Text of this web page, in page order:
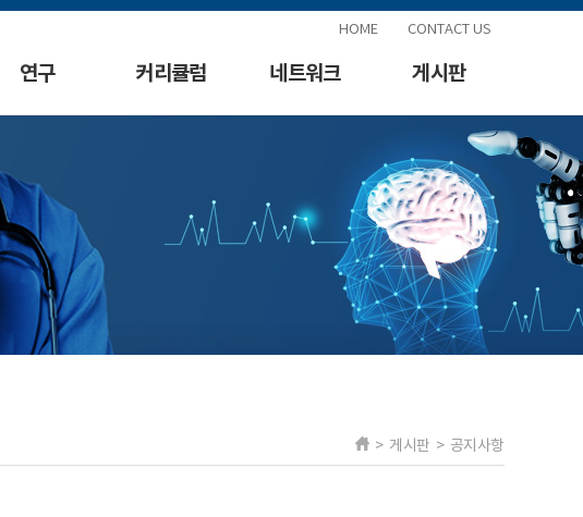
HOME CONTACT US
연구 커리큘럼 네트워크 게시판
> 게시판 > 공지사항